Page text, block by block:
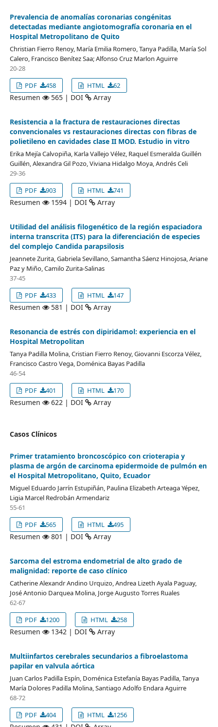
Prevalencia de anomalías coronarias congénitas
detectadas mediante angiotomografía coronaria en el
Hospital Metropolitano de Quito
Christian Fierro Renoy, María Emilia Romero, Tanya Padilla, María Sol
Calero, Francisco Benítez Saa; Alfonso Cruz Marlon Aguirre
20-28
PDF
458 HTML 62
Resumen 565 | DOI Array
Resistencia a la fractura de restauraciones directas
convencionales vs restauraciones directas con fibras de
polietileno en cavidades clase II MOD. Estudio in vitro
Erika Mejía Calvopiña, Karla Vallejo Vélez, Raquel Esmeralda Guillén
Guillén, Alexandra Gil Pozo, Viviana Hidalgo Moya, Andrés Celi
29-36
PDF
903 HTML 741
Resumen 1594 | DOI Array
Utilidad del análisis filogenético de la región espaciadora
interna transcrita (ITS) para la diferenciación de especies
del complejo Candida parapsilosis
Jeannete Zurita, Gabriela Sevillano, Samantha Sáenz Hinojosa, Ariane
Paz y Miño, Camilo Zurita-Salinas
37-45
PDF
433 HTML 147
Resumen 581 | DOI Array
Resonancia de estrés con dipiridamol: experiencia en el
Hospital Metropolitan
Tanya Padilla Molina, Cristian Fierro Renoy, Giovanni Escorza Vélez,
Francisco Castro Vega, Doménica Bayas Padilla
46-54
PDF
401 HTML 170
Resumen 622 | DOI Array
Casos Clínicos
Primer tratamiento broncoscópico con crioterapia y
plasma de argón de carcinoma epidermoide de pulmón en
el Hospital Metropolitano, Quito, Ecuador
Miguel Eduardo Jarrín Estupiñán, Paulina Elizabeth Arteaga Yépez,
Ligia Marcel Redrobán Armendariz
55-61
PDF
565 HTML 495
Resumen 801 | DOI Array
Sarcoma del estroma endometrial de alto grado de
malignidad: reporte de caso clínico
Catherine Alexandr Andino Urquizo, Andrea Lizeth Ayala Paguay,
José Antonio Darquea Molina, Jorge Augusto Torres Ruales
62-67
PDF
1200 HTML 258
Resumen 1342 | DOI Array
Multiinfartos cerebrales secundarios a fibroelastoma
papilar en valvula aórtica
Juan Carlos Padilla Espín, Doménica Estefanía Bayas Padilla, Tanya
María Dolores Padilla Molina, Santiago Adolfo Endara Aguirre
68-72
PDF
404 HTML 1256